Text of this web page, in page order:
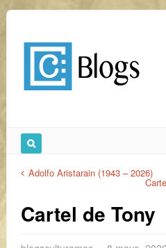
Adolfo Aristarain (1943 – 2026)
Cartel de Tony